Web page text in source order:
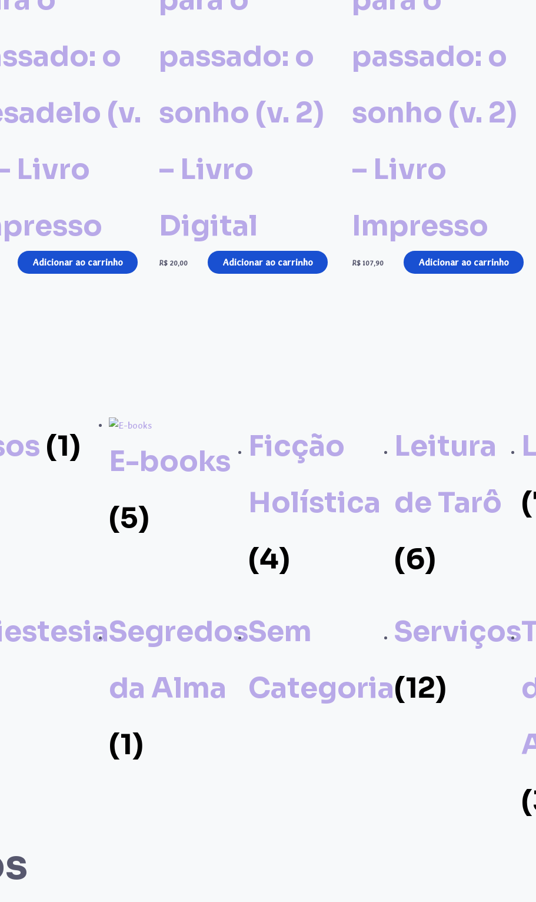
o
(v.
Livro
Adicionar ao carrinho
passado: o
sonho (v. 2)
– Livro
Digital
R$ 20,00 Adicionar ao carrinho
passado: o
sonho (v. 2)
– Livro
Impresso
R$ 107,90
Adicionar ao carrinho
(1)
E-books
(5)
Ficção
Holística
(4)
Leitura
de Tarô
(6)
Segredos
da Alma
(1)
Sem
Categoria
Serviços
(12)